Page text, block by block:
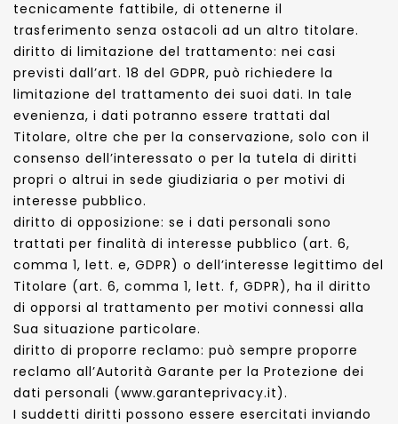
tecnicamente fattibile, di ottenerne il
trasferimento senza ostacoli ad un altro titolare.
diritto di limitazione del trattamento: nei casi
previsti dall’art. 18 del GDPR, può richiedere la
limitazione del trattamento dei suoi dati. In tale
evenienza, i dati potranno essere trattati dal
Titolare, oltre che per la conservazione, solo con il
consenso dell’interessato o per la tutela di diritti
propri o altrui in sede giudiziaria o per motivi di
interesse pubblico.
diritto di opposizione: se i dati personali sono
trattati per finalità di interesse pubblico (art. 6,
comma 1, lett. e, GDPR) o dell’interesse legittimo del
Titolare (art. 6, comma 1, lett. f, GDPR), ha il diritto
di opporsi al trattamento per motivi connessi alla
Sua situazione particolare.
diritto di proporre reclamo: può sempre proporre
reclamo all’Autorità Garante per la Protezione dei
dati personali (www.garanteprivacy.it).
I suddetti diritti possono essere esercitati inviando